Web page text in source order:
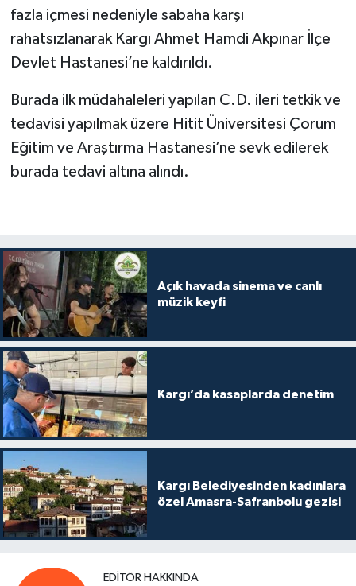
fazla içmesi nedeniyle sabaha karşı
rahatsızlanarak Kargı Ahmet Hamdi Akpınar İlçe
Devlet Hastanesi’ne kaldırıldı.
Burada ilk müdahaleleri yapılan C.D. ileri tetkik ve
tedavisi yapılmak üzere Hitit Üniversitesi Çorum
Eğitim ve Araştırma Hastanesi’ne sevk edilerek
burada tedavi altına alındı.
Açık havada sinema ve canlı
müzik keyfi
Kargı’da kasaplarda denetim
Kargı Belediyesinden kadınlara
özel Amasra-Safranbolu gezisi
EDITÖR HAKKINDA